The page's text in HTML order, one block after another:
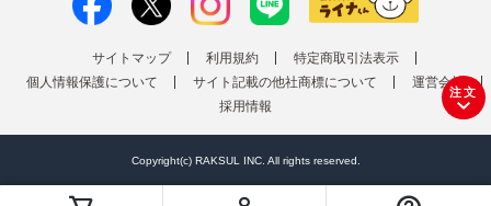
注文
サイトマップ 利用規約
特定商取引法表示
個人情報保護について
サイト記載の他社商標について
運営会社
採用情報
Copyright(c) RAKSUL INC. All rights reserved.